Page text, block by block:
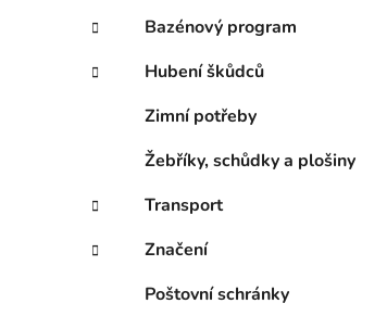
Bazénový program
Hubení škůdců
Zimní potřeby
Žebříky, schůdky a plošiny
Transport
Značení
Poštovní schránky